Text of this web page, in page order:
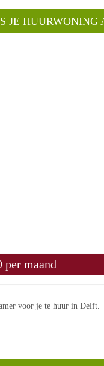
JE HUURWONING
per maand